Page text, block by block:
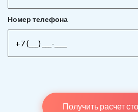
Номер телефона
Получить расчет